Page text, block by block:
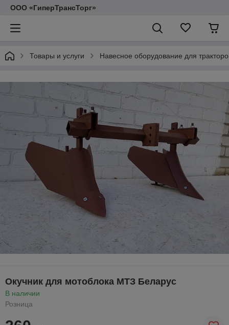
ООО «ГиперТрансТорг»
Товары и услуги Навесное оборудование для
Окучник для мотоблока МТЗ Беларус
В наличии
Розница